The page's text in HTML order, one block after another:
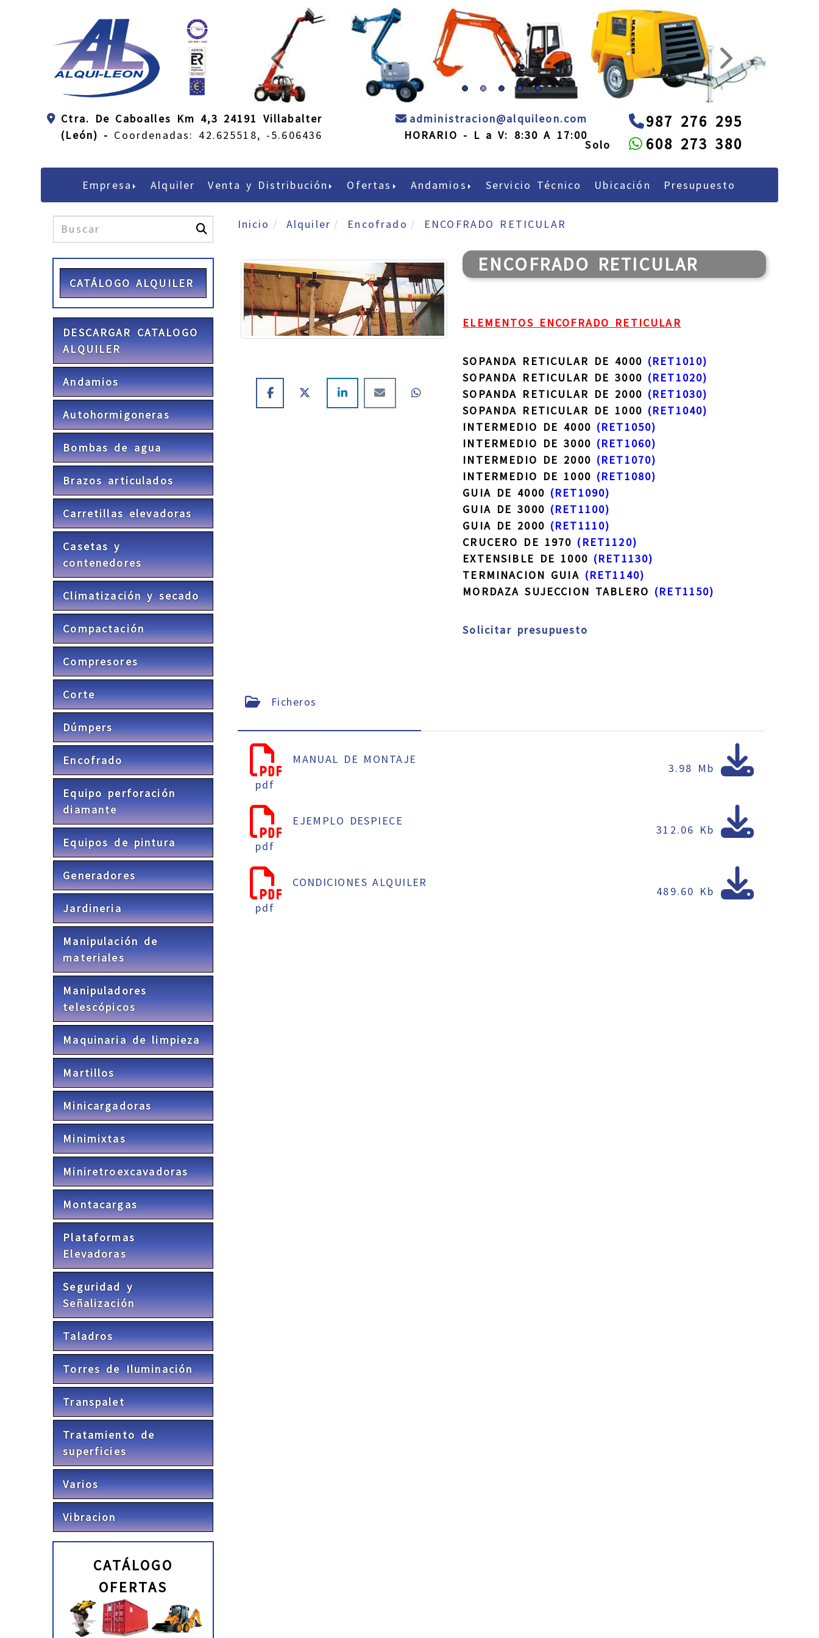
prev
Ctra. De Caboalles Km 4,3 24191 Villabalter
(León) - Coordenadas: 42.625518, -5.606436
administracion alquileon.com administracion
alquileon.com
HORARIO - L a V: 8:30 A 17:00
987 276 295
608 273 380
Empresa Alquiler Venta y Distribución Ofertas Andamios Servicio Técnico Ubicación Presupuesto
CATÁLOGO ALQUILER
DESCARGAR CATALOGO
ALQUILER
Andamios
Autohormigoneras
Bombas de agua
Brazos articulados
Carretillas elevadoras
Casetas y
contenedores
Climatización y secado
Compactación
Compresores
Corte
Dúmpers
Encofrado
Equipo perforación
diamante
Equipos de pintura
Generadores
Jardineria
Manipulación de
materiales
Manipuladores
telescópicos
Maquinaria de limpieza
Martillos
Minicargadoras
Minimixtas
Miniretroexcavadoras
Montacargas
Plataformas
Elevadoras
Seguridad y
Señalización
Taladros
Torres de Iluminación
Transpalet
Tratamiento de
superficies
Varios
Vibracion
CATÁLOGO
OFERTAS
Inicio Alquiler Encofrado ENCOFRADO RETICULAR
ENCOFRADO RETICULAR
ELEMENTOS ENCOFRADO RETICULAR
SOPANDA RETICULAR DE 4000 (RET1010)
SOPANDA RETICULAR DE 3000 (RET1020)
SOPANDA RETICULAR DE 2000 (RET1030)
SOPANDA RETICULAR DE 1000 (RET1040)
INTERMEDIO DE 4000 (RET1050)
INTERMEDIO DE 3000 (RET1060)
INTERMEDIO DE 2000 (RET1070)
INTERMEDIO DE 1000 (RET1080)
GUIA DE 4000 (RET1090)
GUIA DE 3000 (RET1100)
GUIA DE 2000 (RET1110)
CRUCERO DE 1970 (RET1120)
EXTENSIBLE DE 1000 (RET1130)
TERMINACION GUIA (RET1140)
MORDAZA SUJECCION TABLERO (RET1150)
Solicitar presupuesto
Ficheros
pdf
MANUAL DE MONTAJE
3.98 Mb
pdf
EJEMPLO DESPIECE
312.06 Kb
pdf
CONDICIONES ALQUILER
489.60 Kb